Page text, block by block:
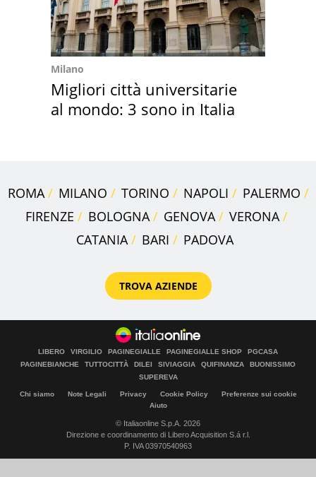
Milano
Migliori città universitarie
al mondo: 3 sono in Italia
ROMA MILANO TORINO NAPOLI
PALERMO
FIRENZE
BOLOGNA GENOVA
VERONA
CATANIA
BARI PADOVA
TROVA AZIENDE
LIBERO VIRGILIO PAGINEGIALLE PAGINEGIALLE SHOP
PGCASA
PAGINEBIANCHE
TUTTOCITTÀ DILEI SIVIAGGIA QUIFINANZA
BUONISSIMO
SUPEREVA
Chi siamo Note Legali Privacy Cookie Policy
Preferenze sui cookie
Aiuto
© Italiaonline S.p.A. 2026
Direzione e coordinamento di Libero Acquisition S.á r.l.
P. IVA 03970540963